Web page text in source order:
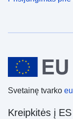
Svetainę tvarko
Kreipkitės į